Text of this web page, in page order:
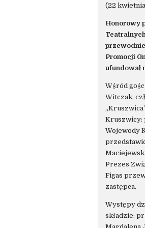
(22
Honorowy
Promocji
ufundował
Wśród
Witczak,
Kruszwicy:
Wojewody
Prezes
Figas
zastępca.
Występy
składzie:
Magdalena